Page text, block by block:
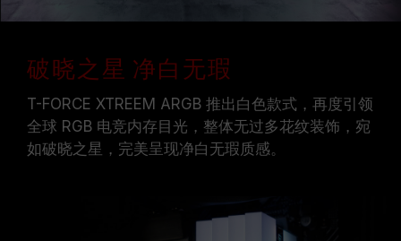
破晓之星 净白无瑕
T-FORCE XTREEM ARGB 推出白色款式，再度引领
全球 RGB 电竞内存目光，整体无过多花纹装饰，宛
如破晓之星，完美呈现净白无瑕质感。